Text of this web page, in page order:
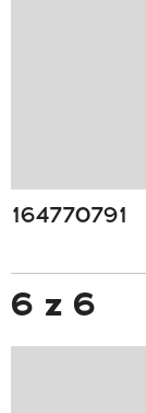
164770791
6 z 6